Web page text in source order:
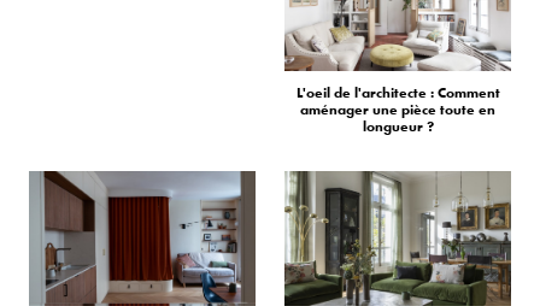
L'oeil de l'architecte : Comment
aménager une pièce toute en
longueur ?